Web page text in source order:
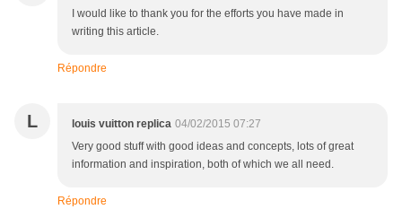
I would like to thank you for the efforts you have made in
writing this article.
Répondre
L louis vuitton replica 04/02/2015 07:27
Very good stuff with good ideas and concepts, lots of great
information and inspiration, both of which we all need.
Répondre